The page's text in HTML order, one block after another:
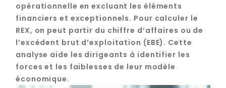
opérationnelle en excluant les éléments
financiers et exceptionnels. Pour calculer le
REX, on peut partir du chiffre d’affaires ou de
l’excédent brut d’exploitation (EBE). Cette
analyse aide les dirigeants à identifier les
forces et les faiblesses de leur modèle
économique.